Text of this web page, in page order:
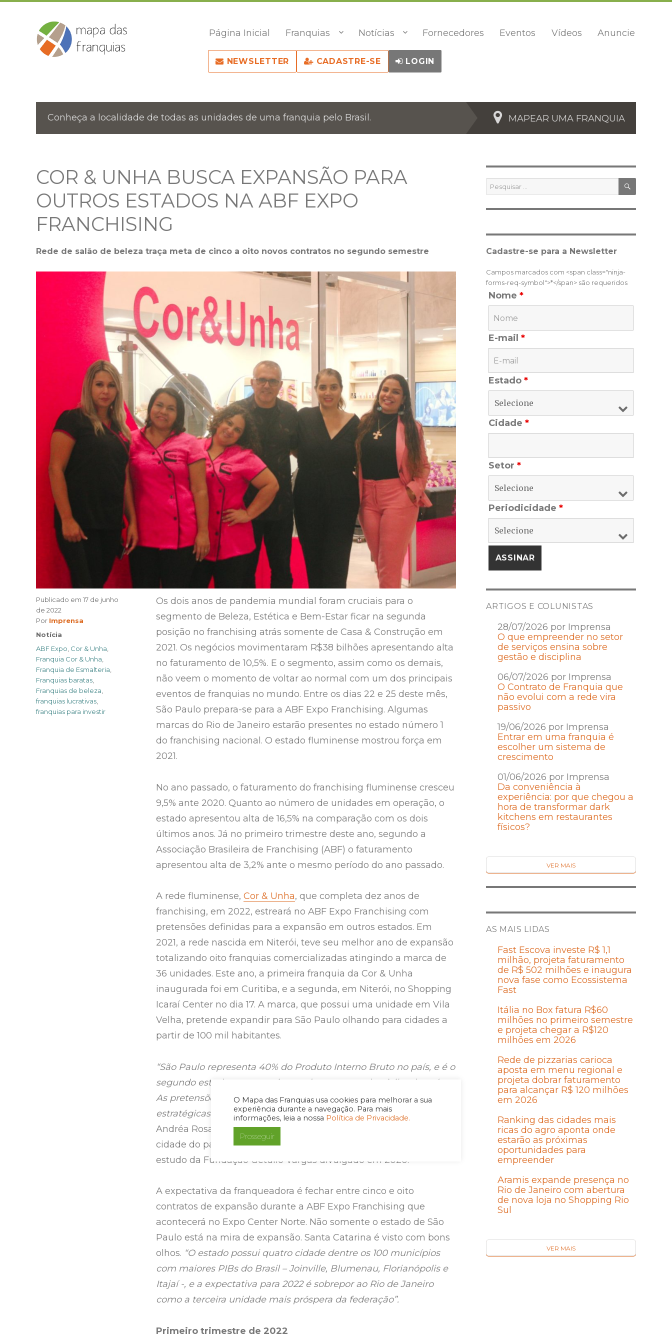
O Mapa das Franquias usa cookies para melhorar a sua
experiência durante a navegação. Para mais
informações, leia a nossa Política de Privacidade.
Prosseguir
Página Inicial Franquias Notícias Fornecedores Eventos Vídeos Anuncie
NEWSLETTER CADASTRE-SE LOGIN
Conheça a localidade de todas as unidades de uma franquia pelo Brasil. MAPEAR UMA FRANQUIA
COR & UNHA BUSCA EXPANSÃO PARA
OUTROS ESTADOS NA ABF EXPO
FRANCHISING
Rede de salão de beleza traça meta de cinco a oito novos contratos no segundo semestre
Os dois anos de pandemia mundial foram cruciais para o
segmento de Beleza, Estética e Bem-Estar ficar na segunda
posição no franchising atrás somente de Casa & Construção em
2021. Os negócios movimentaram R$38 bilhões apresentando alta
no faturamento de 10,5%. E o segmento, assim como os demais,
não veem o momento de voltar ao normal com um dos principais
eventos de franquias no mundo. Entre os dias 22 e 25 deste mês,
São Paulo prepara-se para a ABF Expo Franchising. Algumas
marcas do Rio de Janeiro estarão presentes no estado número 1
do franchising nacional. O estado fluminense mostrou força em
2021.
No ano passado, o faturamento do franchising fluminense cresceu
9,5% ante 2020. Quanto ao número de unidades em operação, o
estado apresentou alta de 16,5% na comparação com os dois
últimos anos. Já no primeiro trimestre deste ano, segundo a
Associação Brasileira de Franchising (ABF) o faturamento
apresentou alta de 3,2% ante o mesmo período do ano passado.
A rede fluminense, Cor & Unha, que completa dez anos de
franchising, em 2022, estreará no ABF Expo Franchising com
pretensões definidas para a expansão em outros estados. Em
2021, a rede nascida em Niterói, teve seu melhor ano de expansão
totalizando oito franquias comercializadas atingindo a marca de
36 unidades. Este ano, a primeira franquia da Cor & Unha
inaugurada foi em Curitiba, e a segunda, em Niterói, no Shopping
Icaraí Center no dia 17. A marca, que possui uma unidade em Vila
Velha, pretende expandir para São Paulo olhando para cidades a
partir de 100 mil habitantes.
“São Paulo representa 40% do Produto Interno Bruto no país, e é o
segundo estado com a maior renda per capta domicilar do país.
As pretensões de expansão pelo estado de São Paulo são
estratégicas para a rede aumentar sua presença no país”
Andréa Rosa, franqueadora da marca nascida em Niterói, quinta
cidade do país com a maior concentração de renda, conforme um
estudo da Fundação Getúlio Vargas divulgado em 2020.
A expectativa da franqueadora é fechar entre cinco e oito
contratos de expansão durante a ABF Expo Franchising que
acontecerá no Expo Center Norte. Não somente o estado de São
Paulo está na mira de expansão. Santa Catarina é visto com bons
olhos. “O estado possui quatro cidade dentre os 100 municípios
com maiores PIBs do Brasil – Joinville, Blumenau, Florianópolis e
Itajaí -, e a expectativa para 2022 é sobrepor ao Rio de Janeiro
como a terceira unidade mais próspera da federação”.
Primeiro trimestre de 2022
Publicado em 17 de junho
de 2022
Por Author
Imprensa
Categories
Notícia
Tags
ABF Expo, Cor & Unha,
Franquia Cor & Unha,
Franquia de Esmalteria,
Franquias baratas,
Franquias de beleza,
franquias lucrativas,
franquias para investir
Pesquisar
por:
Cadastre-se para a Newsletter
Campos marcados com <span class="ninja-
forms-req-symbol">*</span> são requeridos
Nome *
E-mail *
Estado *
Cidade *
Setor *
Periodicidade *
ARTIGOS E COLUNISTAS
28/07/2026 por Imprensa
O que empreender no setor
de serviços ensina sobre
gestão e disciplina
06/07/2026 por Imprensa
O Contrato de Franquia que
não evolui com a rede vira
passivo
19/06/2026 por Imprensa
Entrar em uma franquia é
escolher um sistema de
crescimento
01/06/2026 por Imprensa
Da conveniência à
experiência: por que chegou a
hora de transformar dark
kitchens em restaurantes
físicos?
VER MAIS
AS MAIS LIDAS
Fast Escova investe R$ 1,1
milhão, projeta faturamento
de R$ 502 milhões e inaugura
nova fase como Ecossistema
Fast
Itália no Box fatura R$60
milhões no primeiro semestre
e projeta chegar a R$120
milhões em 2026
Rede de pizzarias carioca
aposta em menu regional e
projeta dobrar faturamento
para alcançar R$ 120 milhões
em 2026
Ranking das cidades mais
ricas do agro aponta onde
estarão as próximas
oportunidades para
empreender
Aramis expande presença no
Rio de Janeiro com abertura
de nova loja no Shopping Rio
Sul
VER MAIS